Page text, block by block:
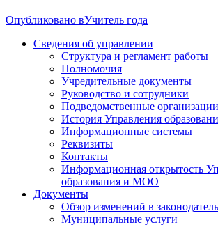
Опубликовано вУчитель года
Сведения об управлении
Структура и регламент работы
Полномочия
Учредительные документы
Руководство и сотрудники
Подведомственные организации
История Управления
Информационные системы
Реквизиты
Контакты
Информационная открытость
образования и МОО
Документы
Обзор изменений в
Муниципальные услуги